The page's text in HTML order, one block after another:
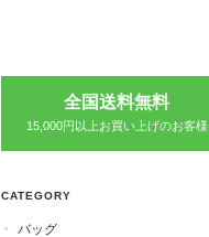
全国送料無料
15,000円以上お買い上げのお客様
CATEGORY
バッグ